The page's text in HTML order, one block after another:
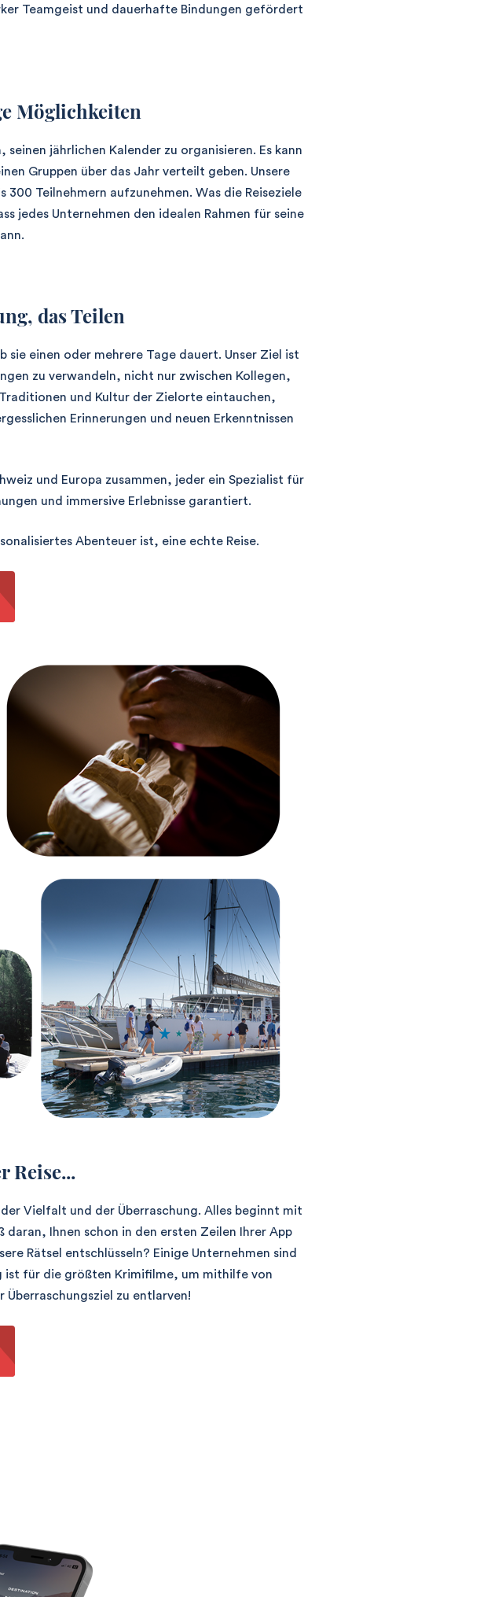
Teamgeist und dauerhafte Bindungen gefördert
Möglichkeiten
jährlichen Kalender zu organisieren. Es kann
Gruppen über das Jahr verteilt geben. Unsere
Teilnehmern aufzunehmen. Was die Reiseziele
jedes Unternehmen den idealen Rahmen für seine
das Teilen
einen oder mehrere Tage dauert. Unser Ziel ist
zu verwandeln, nicht nur zwischen Kollegen,
und Kultur der Zielorte eintauchen,
Erinnerungen und neuen Erkenntnissen
und Europa zusammen, jeder ein Spezialist für
und immersive Erlebnisse garantiert.
Abenteuer ist, eine echte Reise.
Reise...
Vielfalt und der Überraschung. Alles beginnt mit
daran, Ihnen schon in den ersten Zeilen Ihrer App
Rätsel entschlüsseln? Einige Unternehmen sind
ist für die größten Krimifilme, um mithilfe von
zu entlarven!